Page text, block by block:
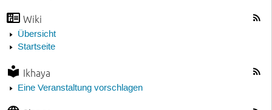
Wiki
Übersicht
Startseite
Ikhaya
Eine Veranstaltung vorschlagen